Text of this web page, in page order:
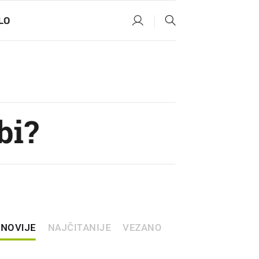
NAJČITANIJE VEZANO